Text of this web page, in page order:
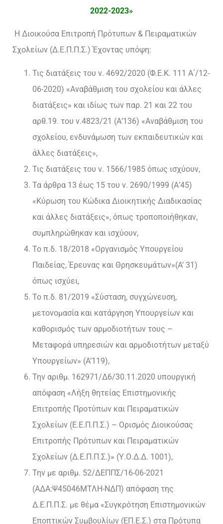
2022-2023»
Η Διοικούσα Επιτροπή Πρότυπων & Πειραματικών
Σχολείων (Δ.Ε.Π.Π.Σ.) Έχοντας υπόψη:
Τις διατάξεις του ν. 4692/2020 (Φ.Ε.Κ. 111 Α΄/12-
06-2020) «Αναβάθμιση του σχολείου και άλλες
διατάξεις» και ιδίως των παρ. 21 και 22 του
αρθ.19. του ν.4823/21 (Α’136) «Αναβάθμιση του
σχολείου, ενδυνάμωση των εκπαιδευτικών και
άλλες διατάξεις»,
Τις διατάξεις του ν. 1566/1985 όπως ισχύουν,
Τα άρθρα 13 έως 15 του ν. 2690/1999 (Α’45)
«Κύρωση του Κώδικα Διοικητικής Διαδικασίας
και άλλες διατάξεις», όπως τροποποιήθηκαν,
συμπληρώθηκαν και ισχύουν,
Το π.δ. 18/2018 «Οργανισμός Υπουργείου
Παιδείας, Έρευνας και Θρησκευμάτων»(A’ 31)
όπως ισχύει,
Το π.δ. 81/2019 «Σύσταση, συγχώνευση,
μετονομασία και κατάργηση Υπουργείων και
καθορισμός των αρμοδιοτήτων τους –
Μεταφορά υπηρεσιών και αρμοδιοτήτων μεταξύ
Υπουργείων» (A’119),
Την αριθμ. 162971/Δ6/30.11.2020 υπουργική
απόφαση «Λήξη θητείας Επιστημονικής
Επιτροπής Προτύπων και Πειραματικών
Σχολείων (Ε.Ε.Π.Π.Σ.) – Ορισμός Διοικούσας
Επιτροπής Πρότυπων και Πειραματικών
Σχολείων (Δ.Ε.Π.Π.Σ.)» (Υ.Ο.Δ.Δ. 1001),
Την με αριθμ. 52/ΔΕΠΠΣ/16-06-2021
(ΑΔΑ:Ψ45046ΜΤΛΗ-ΝΔΠ) απόφαση της
Δ.Ε.Π.Π.Σ. με θέμα «Συγκρότηση Επιστημονικών
Εποπτικών Συμβουλίων (ΕΠ.Ε.Σ.) στα Πρότυπα